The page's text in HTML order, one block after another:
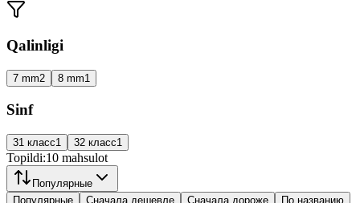
Qalinligi
7 mm2 8 mm1
Sinf
31 класс1 32 класс1
Topildi:10 mahsulot
Популярные
Популярные
Сначала дешевле Сначала дороже По названию